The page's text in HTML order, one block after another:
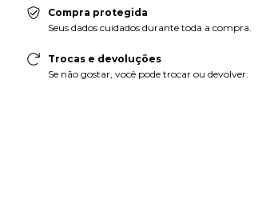
Compra protegida
Seus dados cuidados durante toda a compra.
Trocas e devoluções
Se não gostar, você pode trocar ou devolver.